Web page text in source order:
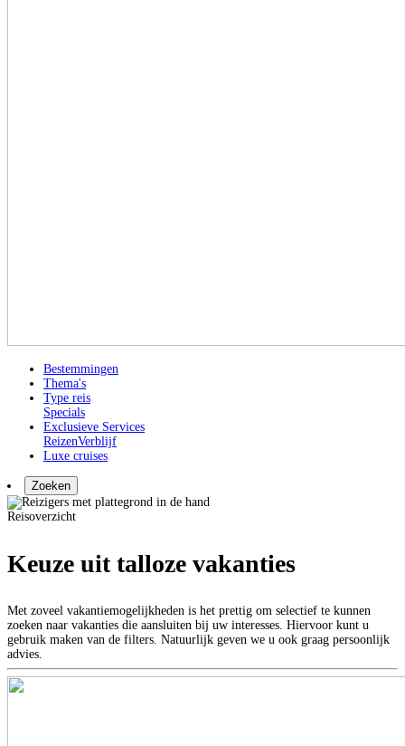
Bestemmingen
Thema's
Type reis
Specials
Exclusieve Services
ReizenVerblijf
Luxe cruises
Zoeken
Reisoverzicht
Keuze uit talloze vakanties
Met zoveel vakantiemogelijkheden is het prettig om selectief te kunnen
zoeken naar vakanties die aansluiten bij uw interesses. Hiervoor kunt u
gebruik maken van de filters. Natuurlijk geven we u ook graag persoonlijk
advies.